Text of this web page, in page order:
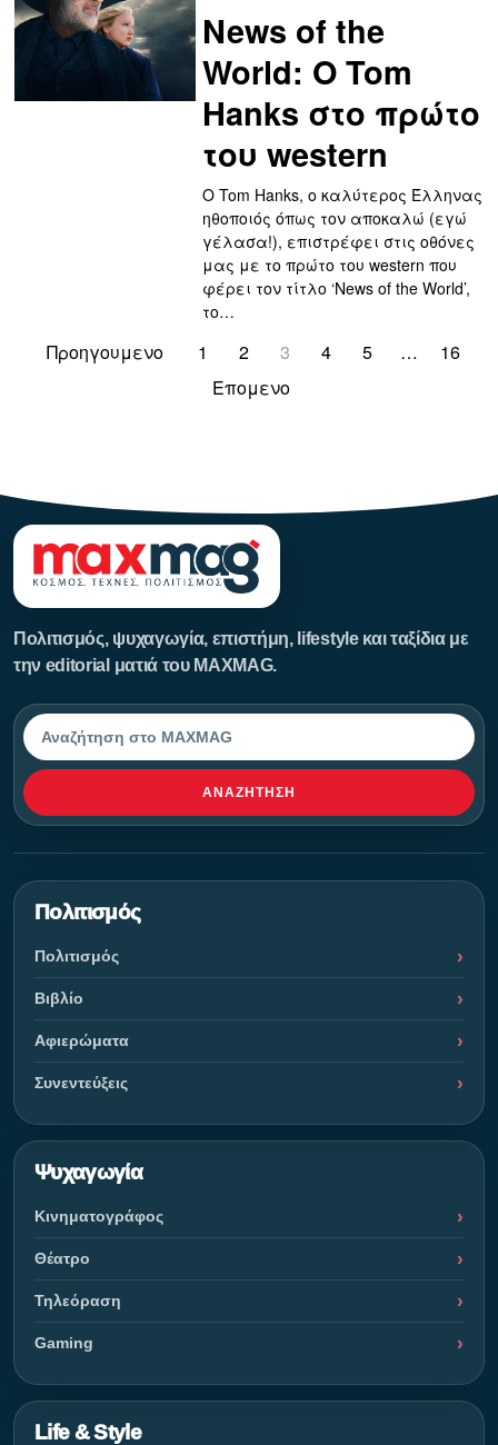
News of the
World: Ο Tom
Hanks στο πρώτο
του western
O Tom Hanks, ο καλύτερος Έλληνας
ηθοποιός όπως τον αποκαλώ (εγώ
γέλασα!), επιστρέφει στις οθόνες
μας με το πρώτο του western που
φέρει τον τίτλο ‘News of the World’,
το…
Προηγουμενο 1 2 3 4 5 …
16
Επομενο
Πολιτισμός, ψυχαγωγία, επιστήμη, lifestyle και ταξίδια με
την editorial ματιά του MAXMAG.
Αναζήτηση
ΑΝΑΖΉΤΗΣΗ
Πολιτισμός
Πολιτισμός
Βιβλίο
Αφιερώματα
Συνεντεύξεις
Ψυχαγωγία
Κινηματογράφος
Θέατρο
Τηλεόραση
Gaming
Life & Style